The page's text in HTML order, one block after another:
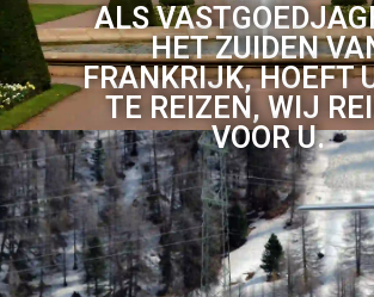
ALS
HET ZUIDEN
FRANKRIJK, HOEFT
TE REIZEN, WIJ
VOOR U.